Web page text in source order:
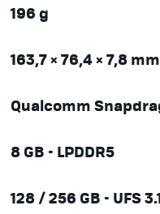
196 g
163,7 × 76,4 × 7,8 mm
Qualcomm
8 GB - LPDDR5
128 / 256 GB - UFS